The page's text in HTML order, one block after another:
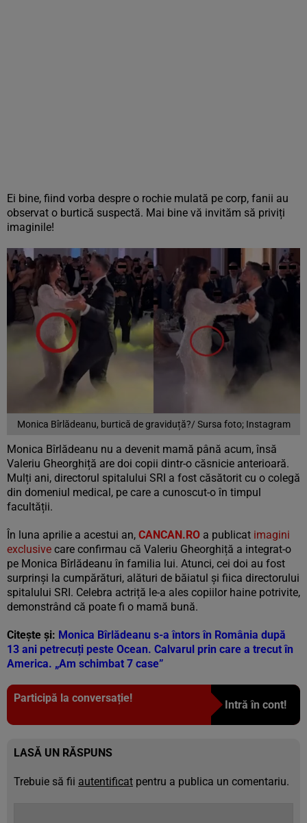
Ei bine, fiind vorba despre o rochie mulată pe corp, fanii au
observat o burtică suspectă. Mai bine vă invităm să priviți
imaginile!
Monica Bîrlădeanu, burtică de graviduță?/ Sursa foto; Instagram
Monica Bîrlădeanu nu a devenit mamă până acum, însă
Valeriu Gheorghiță are doi copii dintr-o căsnicie anterioară.
Mulți ani, directorul spitalului SRI a fost căsătorit cu o colegă
din domeniul medical, pe care a cunoscut-o în timpul
facultății.
În luna aprilie a acestui an, CANCAN.RO a publicat imagini
exclusive care confirmau că Valeriu Gheorghiță a integrat-o
pe Monica Bîrlădeanu în familia lui. Atunci, cei doi au fost
surprinși la cumpărături, alături de băiatul și fiica directorului
spitalului SRI. Celebra actriță le-a ales copiilor haine potrivite,
demonstrând că poate fi o mamă bună.
Citește și: Monica Bîrlădeanu s-a întors în România după
13 ani petrecuți peste Ocean. Calvarul prin care a trecut în
America. „Am schimbat 7 case”
Participă la conversație!
Intră în cont!
LASĂ UN RĂSPUNS
Trebuie să fii autentificat pentru a publica un comentariu.